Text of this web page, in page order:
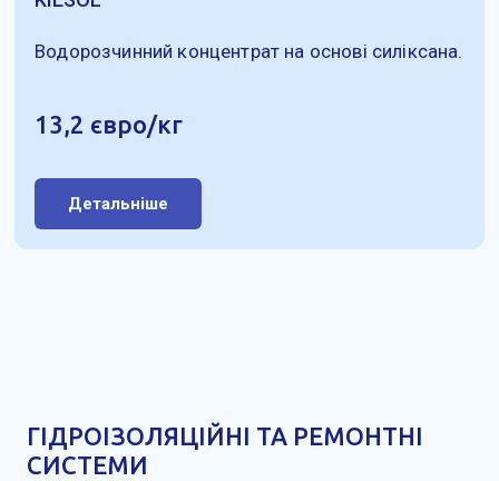
Водорозчинний концентрат на основі силіксана.
13,2 євро/кг
Детальніше
ГІДРОІЗОЛЯЦІЙНІ ТА РЕМОНТНІ
СИСТЕМИ